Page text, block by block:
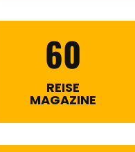
60
REISE
MAGAZINE